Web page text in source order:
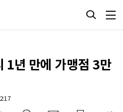
1년 만에 가맹점 3만